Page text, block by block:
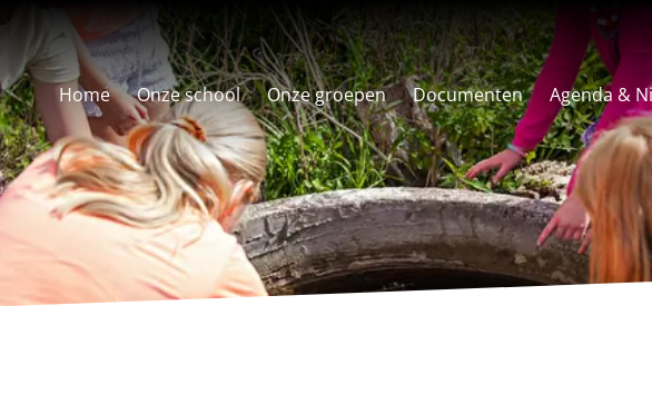
Home Onze school Onze groepen Documenten Agenda &